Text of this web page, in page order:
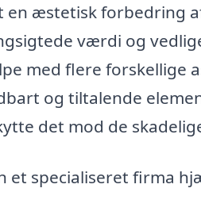
en æstetisk forbedring
værdi og
med flere forskellige
og tiltalende
det mod de
et specialiseret firma